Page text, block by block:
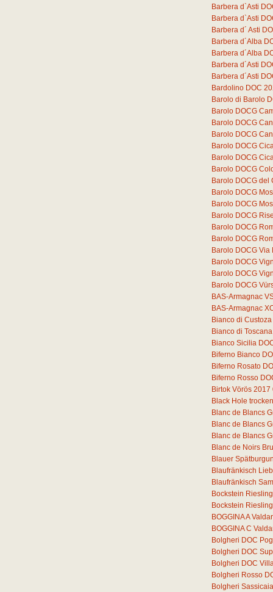
Barbera d`Asti
Barbera d`Asti
Barbera d´ Asti
Barbera d´Alba
Barbera d´Alba
Barbera d´Asti
Barbera d´Asti
Bardolino DOC
Barolo di Barolo
Barolo DOCG
Barolo DOCG
Barolo DOCG
Barolo DOCG
Barolo DOCG
Barolo DOCG
Barolo DOCG
Barolo DOCG
Barolo DOCG
Barolo DOCG
Barolo DOCG
Barolo DOCG
Barolo DOCG Via
Barolo DOCG
Barolo DOCG
Barolo DOCG
BAS-Armagnac
BAS-Armagnac
Bianco di
Bianco di
Bianco Sicilia
Biferno Bianco
Biferno Rosato
Biferno Rosso
Birtok Vörös 2017
Black Hole
Blanc de Blancs
Blanc de Blancs
Blanc de Blancs
Blanc de Noirs
Blauer
Blaufränkisch
Blaufränkisch
Bockstein
Bockstein
BOGGINA A
BOGGINA C
Bolgheri DOC
Bolgheri DOC
Bolgheri DOC
Bolgheri Rosso
Bolgheri